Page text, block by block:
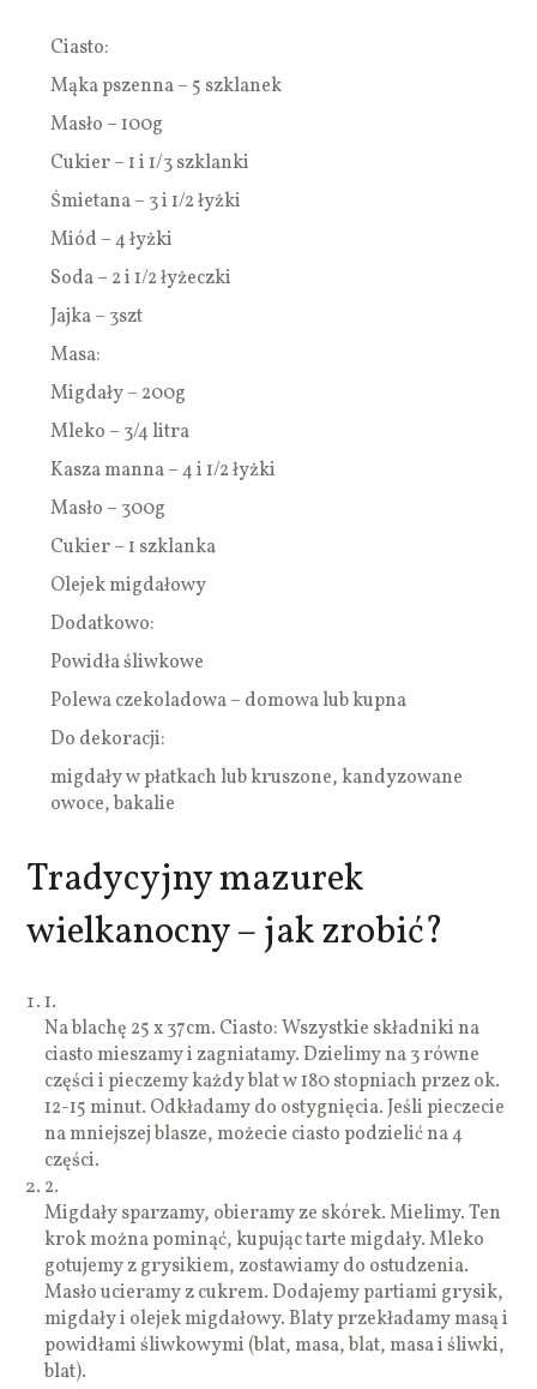
Ciasto:
Mąka pszenna – 5 szklanek
Masło – 100g
Cukier – 1 i 1/3 szklanki
Śmietana – 3 i 1/2 łyżki
Miód – 4 łyżki
Soda – 2 i 1/2 łyżeczki
Jajka – 3szt
Masa:
Migdały – 200g
Mleko – 3/4 litra
Kasza manna – 4 i 1/2 łyżki
Masło – 300g
Cukier – 1 szklanka
Olejek migdałowy
Dodatkowo:
Powidła śliwkowe
Polewa czekoladowa – domowa lub kupna
Do dekoracji:
migdały w płatkach lub kruszone, kandyzowane
owoce, bakalie
Tradycyjny mazurek
wielkanocny – jak zrobić?
1.
Na blachę 25 x 37cm. Ciasto: Wszystkie składniki na
ciasto mieszamy i zagniatamy. Dzielimy na 3 równe
części i pieczemy każdy blat w 180 stopniach przez ok.
12-15 minut. Odkładamy do ostygnięcia. Jeśli pieczecie
na mniejszej blasze, możecie ciasto podzielić na 4
części.
2.
Migdały sparzamy, obieramy ze skórek. Mielimy. Ten
krok można pominąć, kupując tarte migdały. Mleko
gotujemy z grysikiem, zostawiamy do ostudzenia.
Masło ucieramy z cukrem. Dodajemy partiami grysik,
migdały i olejek migdałowy. Blaty przekładamy masą i
powidłami śliwkowymi (blat, masa, blat, masa i śliwki,
blat).